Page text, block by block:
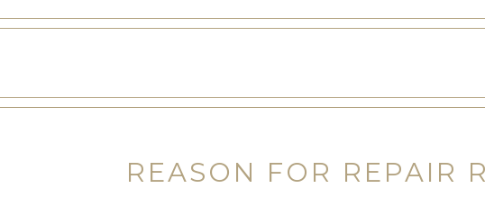
REASON FOR REPAIR